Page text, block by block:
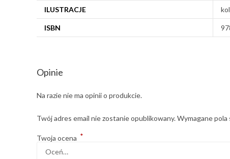
ILUSTRACJE
ISBN
Opinie
Na razie nie ma opinii o produkcie.
Twój adres email nie zostanie opublikowany.Wymagane pola
Twoja ocena *